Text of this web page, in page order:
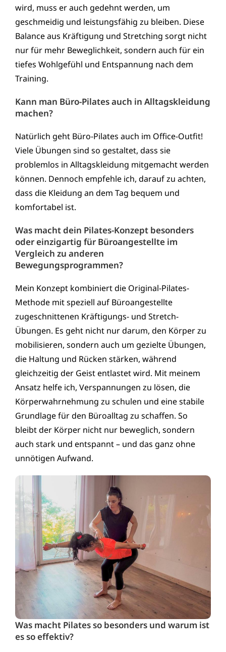
wird, muss er auch gedehnt werden, um
geschmeidig und leistungsfähig zu bleiben. Diese
Balance aus Kräftigung und Stretching sorgt nicht
nur für mehr Beweglichkeit, sondern auch für ein
tiefes Wohlgefühl und Entspannung nach dem
Training.
Kann man Büro-Pilates auch in Alltagskleidung
machen?
Natürlich geht Büro-Pilates auch im Office-Outfit!
Viele Übungen sind so gestaltet, dass sie
problemlos in Alltagskleidung mitgemacht werden
können. Dennoch empfehle ich, darauf zu achten,
dass die Kleidung an dem Tag bequem und
komfortabel ist.
Was macht dein Pilates-Konzept besonders
oder einzigartig für Büroangestellte im
Vergleich zu anderen
Bewegungsprogrammen?
Mein Konzept kombiniert die Original-Pilates-
Methode mit speziell auf Büroangestellte
zugeschnittenen Kräftigungs- und Stretch-
Übungen. Es geht nicht nur darum, den Körper zu
mobilisieren, sondern auch um gezielte Übungen,
die Haltung und Rücken stärken, während
gleichzeitig der Geist entlastet wird. Mit meinem
Ansatz helfe ich, Verspannungen zu lösen, die
Körperwahrnehmung zu schulen und eine stabile
Grundlage für den Büroalltag zu schaffen. So
bleibt der Körper nicht nur beweglich, sondern
auch stark und entspannt – und das ganz ohne
unnötigen Aufwand.
Was macht Pilates so besonders und warum ist
es so effektiv?